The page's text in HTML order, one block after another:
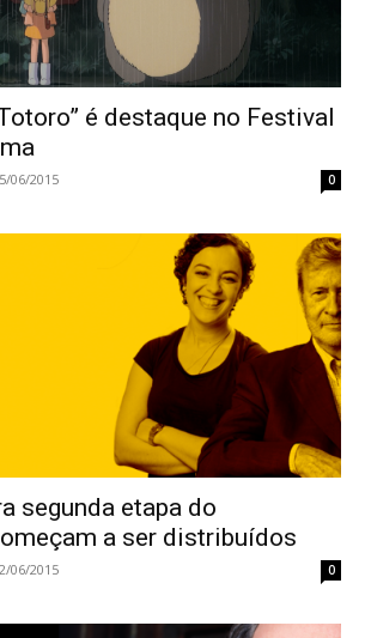
é destaque no Festival
06/2015 0
segunda etapa do
a ser distribuídos
06/2015 0